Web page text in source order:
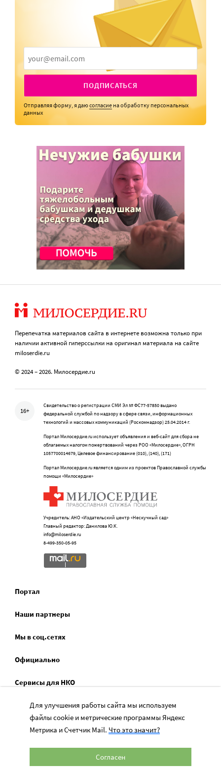
ПОДПИСАТЬСЯ
Отправляя форму, я даюсогласие на обработку персональных
данных
Перепечатка материалов сайта в интернете возможна только при
наличии активной гиперссылки на оригинал материала на сайте
miloserdie.ru
© 2024 – 2026. Милосердие.ru
16+
Свидетельство о регистрации СМИ Эл № ФС77-57850 выдано
федеральной службой по надзору в сфере связи, информационных
технологий и массовых коммуникаций (Роскомнадзор) 25.04.2014 г.
Портал Милосердие.ru использует объявления и веб-сайт для сбора не
облагаемых налогом пожертвований через РОО «Милосердие», ОГРН
1057700014679, Целевое финансирование (010), (140), (171)
Портал Милосердие.ru является одним из проектов Православной службы
помощи «Милосердие»
Учредитель: АНО «Издательский центр «Нескучный сад»
Главный редактор: Данилова Ю.К.
info@miloserdie.ru
8-499-350-05-95
Портал
Наши партнеры
Мы в соц.сетях
Официально
Сервисы для НКО
Спецпроекты
Социальное служение
Для улучшения работы сайта мы используем
файлы cookie и метрические программы Яндекс
Метрика и Счетчик Mail. Что это значит?
Согласен